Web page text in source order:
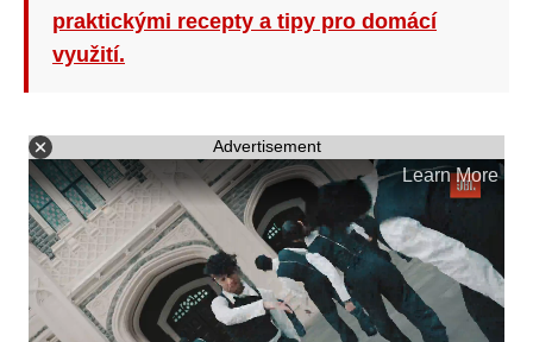
praktickými recepty a tipy pro domácí
využití.
Advertisement